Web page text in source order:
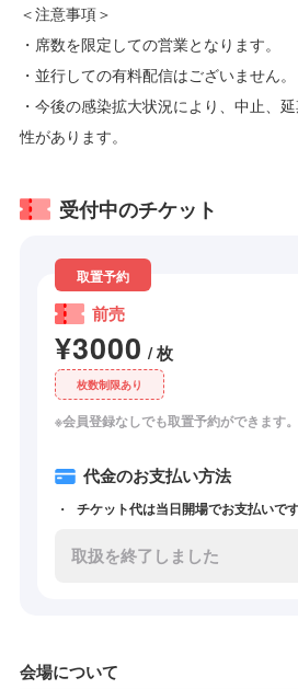
＜注意事項＞
・席数を限定しての営業となります。
・並行しての有料配信はございません。
・今後の感染拡大状況により、中止、
性があります。
受付中のチケット
取置予約
前売
¥3000 / 枚
枚数制限あり
※会員登録なしでも取置予約ができます。
代金のお支払い方法
チケット代は当日開場でお支払いです
取扱を終了しました
会場について